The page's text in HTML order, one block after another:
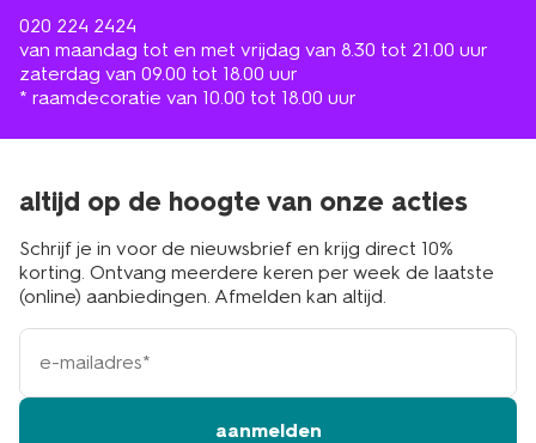
020 224 2424
van maandag tot en met vrijdag van 8.30 tot 21.00 uur
zaterdag van 09.00 tot 18.00 uur
* raamdecoratie van 10.00 tot 18.00 uur
altijd op de hoogte van onze acties
Schrijf je in voor de nieuwsbrief en krijg direct 10%
korting. Ontvang meerdere keren per week de laatste
(online) aanbiedingen. Afmelden kan altijd.
e-
mailadres
aanmelden